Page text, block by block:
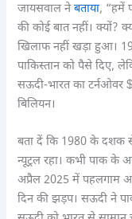
जायसवाल नेबताया, “हमें
की कोई बात नहीं। क्यों?
खिलाफ नहीं खड़ा हुआ।
पाकिस्तान को पैसे दिए,
सऊदी-भारत का टर्नओवर
बिलियन।
बता दें कि 1980 के दशक
न्यूट्रल रहा। कभी पाक के
अप्रैल 2025 में पहलगाम
दिन की झड़प। सऊदी ने